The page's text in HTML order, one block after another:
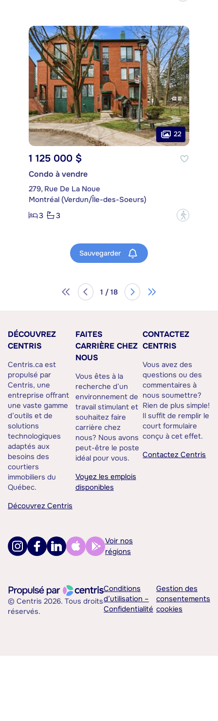
22
1 125 000 $
Condo à vendre
279, Rue De La Noue
Montréal (Verdun/Île-des-Soeurs)
3
3 ?
Sauvegarder
1 / 18
DÉCOUVREZ
CENTRIS
Centris.ca est
propulsé par
Centris, une
entreprise offrant
une vaste gamme
d’outils et de
solutions
technologiques
adaptés aux
besoins des
courtiers
immobiliers du
Québec.
Découvrez Centris
FAITES
CARRIÈRE CHEZ
NOUS
Vous êtes à la
recherche d’un
environnement de
travail stimulant et
souhaitez faire
carrière chez
nous? Nous avons
peut-être le poste
idéal pour vous.
Voyez les emplois
disponibles
CONTACTEZ
CENTRIS
Vous avez des
questions ou des
commentaires à
nous soumettre?
Rien de plus simple!
Il suffit de remplir le
court formulaire
conçu à cet effet.
Contactez Centris
Voir nos
régions
© Centris 2026. Tous droits
réservés.
Conditions
d’utilisation –
Confidentialité
Gestion des
consentements
cookies